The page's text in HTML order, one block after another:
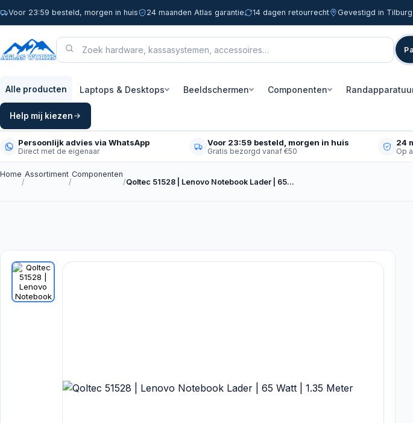
Voor 23:59 besteld, morgen in huis 24 maanden Atlas garantie 14 dagen retourrecht Gevestigd in Tilburg
Alle producten Laptops & Desktops Beeldschermen Componenten
Help mij kiezen
Persoonlijk advies via WhatsApp
Direct met de eigenaar
Voor 23:59 besteld, morgen in huis
Gratis bezorgd vanaf €50
24
Op
Home
/
Assortiment
/
Componenten
/Qoltec 51528 | Lenovo Notebook Lader | 65…